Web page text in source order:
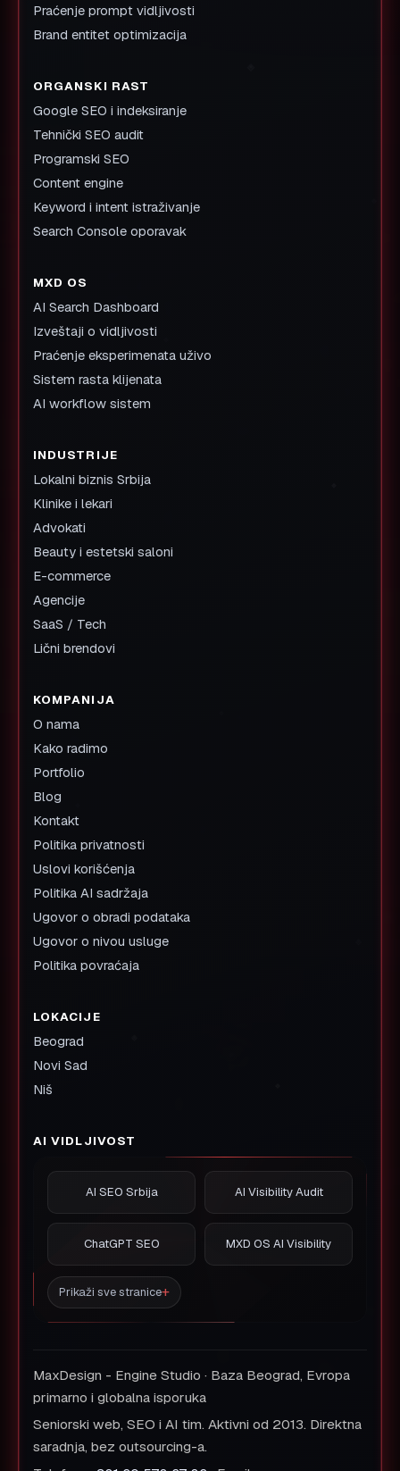
Praćenje prompt vidljivosti
Brand entitet optimizacija
ORGANSKI RAST
Google SEO i indeksiranje
Tehnički SEO audit
Programski SEO
Content engine
Keyword i intent istraživanje
Search Console oporavak
MXD OS
AI Search Dashboard
Izveštaji o vidljivosti
Praćenje eksperimenata uživo
Sistem rasta klijenata
AI workflow sistem
INDUSTRIJE
Lokalni biznis Srbija
Klinike i lekari
Advokati
Beauty i estetski saloni
E-commerce
Agencije
SaaS / Tech
Lični brendovi
KOMPANIJA
O nama
Kako radimo
Portfolio
Blog
Kontakt
Politika privatnosti
Uslovi korišćenja
Politika AI sadržaja
Ugovor o obradi podataka
Ugovor o nivou usluge
Politika povraćaja
LOKACIJE
Beograd
Novi Sad
Niš
AI VIDLJIVOST
AI SEO Srbija AI Visibility Audit
ChatGPT SEO MXD OS AI Visibility
Prikaži sve stranice
MaxDesign - Engine Studio · Baza Beograd, Evropa
primarno i globalna isporuka
Seniorski web, SEO i AI tim. Aktivni od 2013. Direktna
saradnja, bez outsourcing-a.